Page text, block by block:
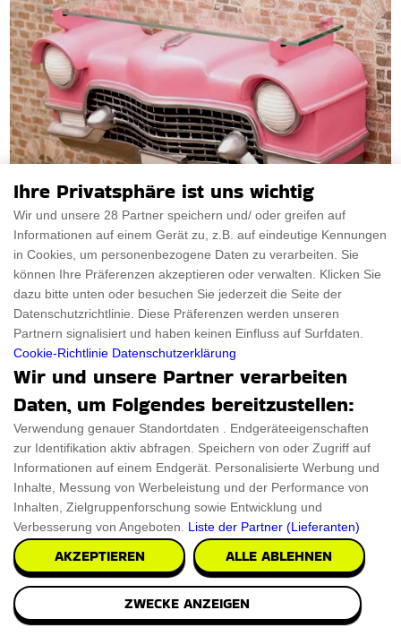
Cadillac Auto Wandregal Rosa
Das Cadillac Auto Wandregal Rosa setzt einen tollen
Akzent in Ihrer Küche. Entworfen aus einer Misc
PRÜFEN SIE ES AUS €191.98
Ihre Privatsphäre ist uns wichtig
Wir und unsere 28 Partner speichern und/ oder greifen auf
Informationen auf einem Gerät zu, z.B. auf eindeutige Kennungen
in Cookies, um personenbezogene Daten zu verarbeiten. Sie
können Ihre Präferenzen akzeptieren oder verwalten. Klicken Sie
dazu bitte unten oder besuchen Sie jederzeit die Seite der
Datenschutzrichtlinie. Diese Präferenzen werden unseren
Partnern signalisiert und haben keinen Einfluss auf Surfdaten.
Cookie-Richtlinie Datenschutzerklärung
Wir und unsere Partner verarbeiten
Daten, um Folgendes bereitzustellen:
Verwendung genauer Standortdaten . Endgeräteeigenschaften
zur Identifikation aktiv abfragen. Speichern von oder Zugriff auf
Informationen auf einem Endgerät. Personalisierte Werbung und
Inhalte, Messung von Werbeleistung und der Performance von
Inhalten, Zielgruppenforschung sowie Entwicklung und
Verbesserung von Angeboten. Liste der Partner (Lieferanten)
AKZEPTIEREN ALLE ABLEHNEN
ZWECKE ANZEIGEN